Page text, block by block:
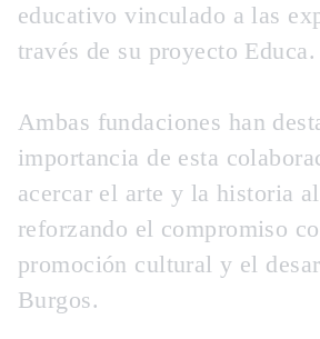
educativo vinculado a las
través de su proyecto Educa.
Ambas fundaciones han
importancia de esta
acercar el arte y la historia
reforzando el compromiso
promoción cultural y el
Burgos.